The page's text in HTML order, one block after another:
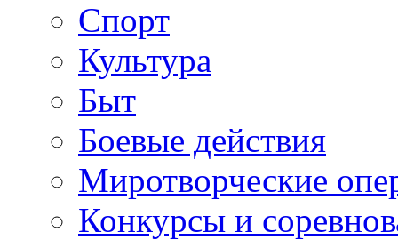
Спорт
Культура
Быт
Боевые действия
Миротворческие
Конкурсы и